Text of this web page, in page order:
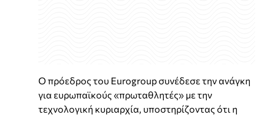
Ο πρόεδρος του Eurogroup συνέδεσε την ανάγκη
για ευρωπαϊκούς «πρωταθλητές» με την
τεχνολογική κυριαρχία, υποστηρίζοντας ότι η